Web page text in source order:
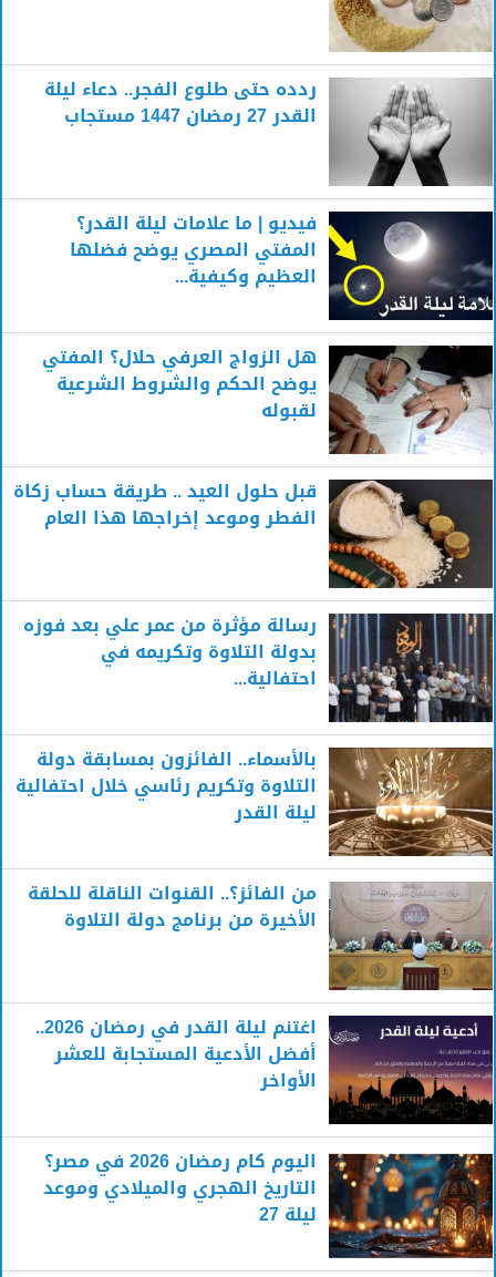
ردده حتى طلوع الفجر.. دعاء ليلة
القدر 27 رمضان 1447 مستجاب
فيديو | ما علامات ليلة القدر؟
المفتي المصري يوضح فضلها
العظيم وكيفية...
هل الزواج العرفي حلال؟ المفتي
يوضح الحكم والشروط الشرعية
لقبوله
قبل حلول العيد .. طريقة حساب زكاة
الفطر وموعد إخراجها هذا العام
رسالة مؤثرة من عمر علي بعد فوزه
بدولة التلاوة وتكريمه في
احتفالية...
بالأسماء.. الفائزون بمسابقة دولة
التلاوة وتكريم رئاسي خلال احتفالية
ليلة القدر
من الفائز؟.. القنوات الناقلة للحلقة
الأخيرة من برنامج دولة التلاوة
اغتنم ليلة القدر في رمضان 2026..
أفضل الأدعية المستجابة للعشر
الأواخر
اليوم كام رمضان 2026 في مصر؟
التاريخ الهجري والميلادي وموعد
ليلة 27